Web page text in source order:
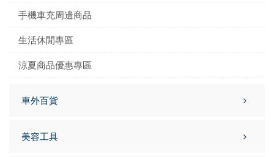
手機車充周邊商品
生活休閒專區
涼夏商品優惠專區
車外百貨
美容工具